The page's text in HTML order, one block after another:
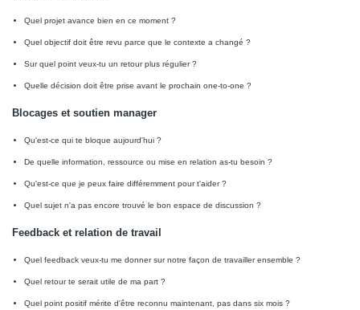
Quel projet avance bien en ce moment ?
Quel objectif doit être revu parce que le contexte a changé ?
Sur quel point veux-tu un retour plus régulier ?
Quelle décision doit être prise avant le prochain one-to-one ?
Blocages et soutien manager
Qu'est-ce qui te bloque aujourd'hui ?
De quelle information, ressource ou mise en relation as-tu besoin ?
Qu'est-ce que je peux faire différemment pour t'aider ?
Quel sujet n'a pas encore trouvé le bon espace de discussion ?
Feedback et relation de travail
Quel feedback veux-tu me donner sur notre façon de travailler ensemble ?
Quel retour te serait utile de ma part ?
Quel point positif mérite d'être reconnu maintenant, pas dans six mois ?